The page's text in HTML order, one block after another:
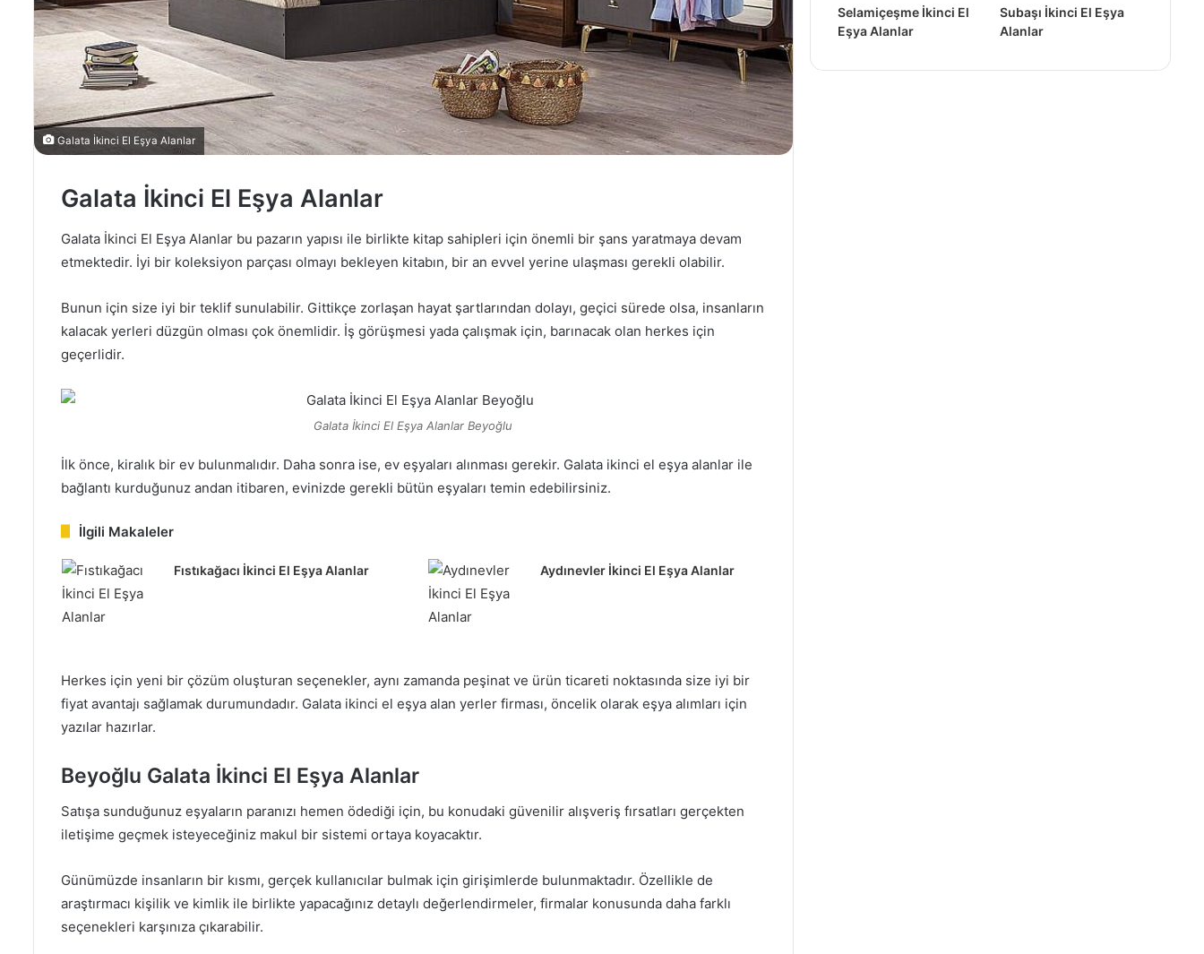
e
k
Galata İkinci El Eşya Alanlar
Galata İkinci El Eşya Alanlar
Galata İkinci El Eşya Alanlar bu pazarın yapısı ile birlikte kitap sahipleri için önemli bir şans yaratmaya devam
etmektedir. İyi bir koleksiyon parçası olmayı bekleyen kitabın, bir an evvel yerine ulaşması gerekli olabilir.
Bunun için size iyi bir teklif sunulabilir. Gittikçe zorlaşan hayat şartlarından dolayı, geçici sürede olsa, insanların
kalacak yerleri düzgün olması çok önemlidir. İş görüşmesi yada çalışmak için, barınacak olan herkes için
geçerlidir.
Galata İkinci El Eşya Alanlar Beyoğlu
İlk önce, kiralık bir ev bulunmalıdır. Daha sonra ise, ev eşyaları alınması gerekir. Galata ikinci el eşya alanlar ile
bağlantı kurduğunuz andan itibaren, evinizde gerekli bütün eşyaları temin edebilirsiniz.
İlgili Makaleler
Fıstıkağacı İkinci El Eşya Alanlar Aydınevler İkinci El Eşya Alanlar
Herkes için yeni bir çözüm oluşturan seçenekler, aynı zamanda peşinat ve ürün ticareti noktasında size iyi bir
fiyat avantajı sağlamak durumundadır. Galata ikinci el eşya alan yerler firması, öncelik olarak eşya alımları için
yazılar hazırlar.
Beyoğlu Galata İkinci El Eşya Alanlar
Satışa sunduğunuz eşyaların paranızı hemen ödediği için, bu konudaki güvenilir alışveriş fırsatları gerçekten
iletişime geçmek isteyeceğiniz makul bir sistemi ortaya koyacaktır.
Günümüzde insanların bir kısmı, gerçek kullanıcılar bulmak için girişimlerde bulunmaktadır. Özellikle de
araştırmacı kişilik ve kimlik ile birlikte yapacağınız detaylı değerlendirmeler, firmalar konusunda daha farklı
seçenekleri karşınıza çıkarabilir.
Selamiçeşme İkinci El
Eşya Alanlar
Subaşı İkinci El Eşya
Alanlar